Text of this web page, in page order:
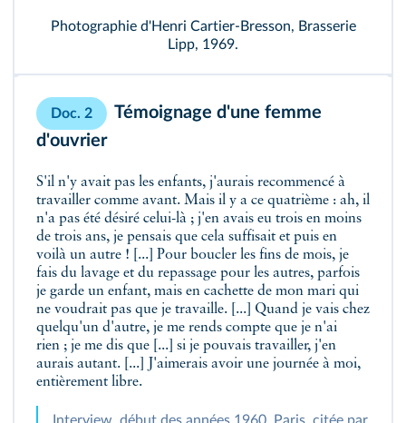
Photographie d'Henri Cartier-Bresson, Brasserie
Lipp, 1969.
Doc. 2
Témoignage d'une femme
d'ouvrier
S'il n'y avait pas les enfants, j'aurais recommencé à
travailler comme avant. Mais il y a ce quatrième : ah, il
n'a pas été désiré celui-là ; j'en avais eu trois en moins
de trois ans, je pensais que cela suffisait et puis en
voilà un autre ! [...] Pour boucler les fins de mois, je
fais du lavage et du repassage pour les autres, parfois
je garde un enfant, mais en cachette de mon mari qui
ne voudrait pas que je travaille. [...] Quand je vais chez
quelqu'un d'autre, je me rends compte que je n'ai
rien ; je me dis que [...] si je pouvais travailler, j'en
aurais autant. [...] J'aimerais avoir une journée à moi,
entièrement libre.